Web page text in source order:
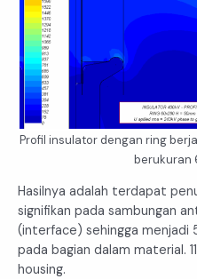
Profil insulator dengan ring
berukuran
Hasilnya adalah terdapat
signifikan pada sambungan
(interface) sehingga menjadi
pada bagian dalam material.
housing.